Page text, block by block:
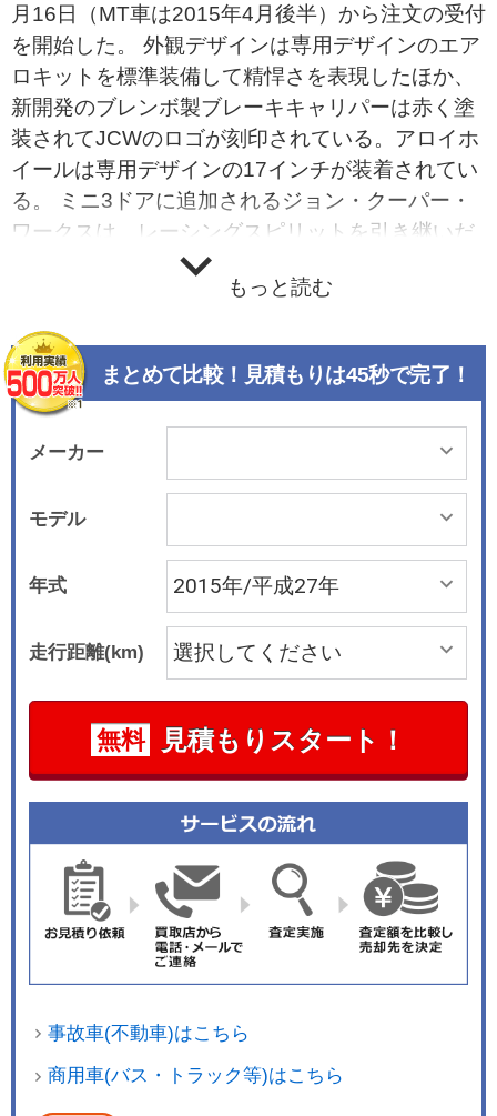
月16日（MT車は2015年4月後半）から注文の受付
を開始した。 外観デザインは専用デザインのエア
ロキットを標準装備して精悍さを表現したほか、
新開発のブレンボ製ブレーキキャリパーは赤く塗
装されてJCWのロゴが刻印されている。アロイホ
イールは専用デザインの17インチが装着されてい
る。 ミニ3ドアに追加されるジョン・クーパー・
ワークスは、レーシングスピリットを引き継いだ
走りを特徴とする高性能エンジン搭載車で、これ
までのミニでもさまざまなボディタイプに設定さ
精度直噴、ツインパワー・ターボ・テクノロジー
などの技術を盛り込み、動力性能をミニ史上最強
のものとしている。 新開発の直列4気筒2.0リッタ
ーエンジンは、170kW(231ps)/5200～6000rpmの
最高出力を発生し、320N・m/1250～4800rpmの
最大トルクを発生する。最大トルクはオーバーブ
ースト時には350N・mに達する。トランスミッシ
ョンは6速MTと6速ATの設定があり、ATは新設計
によって燃費を約25%向上（新欧州サイクル）さ
せている。同時に0-100km/hの加速は従来モデル
より0.6秒も短縮して6.1秒を達成したという。 カ
ーブ走行をサポートするエレクトロニック・ディ
ファレンシャル・ロック・コントロール(EDLC)、
パフォーマンス・コントロールを備えたダイナミ
最新の電子制御技術が標準装備されている。
もっと読む
まとめて比較！見積もりは45秒で完了！
メーカー
モデル
年式
走行距離(km)
無料 見積もりスタート！
事故車(不動車)はこちら
商用車(バス・トラック等)はこちら